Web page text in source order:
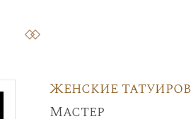
Женские
Мастер